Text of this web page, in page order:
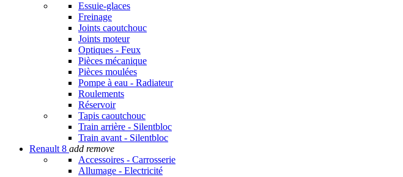
Essuie-glaces
Freinage
Joints caoutchouc
Joints moteur
Optiques - Feux
Pièces mécanique
Pièces moulées
Pompe à eau - Radiateur
Roulements
Réservoir
Tapis caoutchouc
Train arrière - Silentbloc
Train avant - Silentbloc
Renault 8 add remove
Accessoires - Carrosserie
Allumage - Electricité